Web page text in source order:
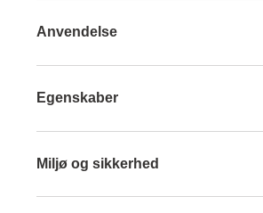
Anvendelse
Egenskaber
Miljø og sikkerhed